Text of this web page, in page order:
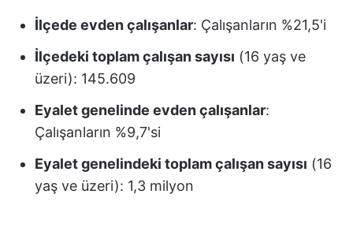
İlçede evden çalışanlar: Çalışanların %21,5'i
İlçedeki toplam çalışan sayısı (16 yaş ve
üzeri): 145.609
Eyalet genelinde evden çalışanlar:
Çalışanların %9,7'si
Eyalet genelindeki toplam çalışan sayısı (16
yaş ve üzeri): 1,3 milyon